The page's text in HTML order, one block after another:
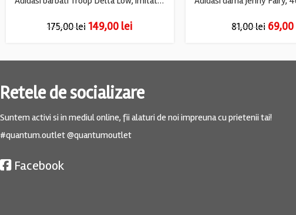
175,00lei 149,00 lei 81,00lei 69,00
Retele de socializare
Suntem activi si in mediul online, fii alaturi de noi impreuna cu prietenii tai!
#quantum.outlet @quantumoutlet
Facebook